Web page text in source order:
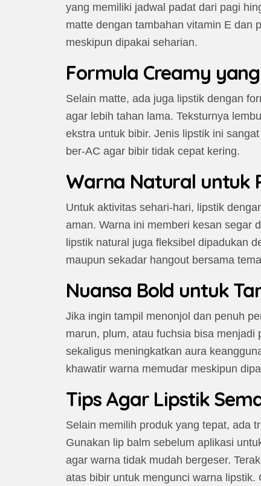
yang memiliki jadwal padat dari pagi
matte dengan tambahan vitamin E dan
meskipun dipakai seharian.
Formula Creamy
Selain matte, ada juga lipstik dengan
agar lebih tahan lama. Teksturnya
ekstra untuk bibir. Jenis lipstik ini
ber-AC agar bibir tidak cepat kering.
Warna Natural untuk
Untuk aktivitas sehari-hari, lipstik
aman. Warna ini memberi kesan segar
lipstik natural juga fleksibel dipadukan
maupun sekadar hangout bersama
Nuansa Bold untuk
Jika ingin tampil menonjol dan penuh
marun, plum, atau fuchsia bisa
sekaligus meningkatkan aura
khawatir warna memudar meskipun
Tips Agar Lipstik
Selain memilih produk yang tepat, ada
Gunakan lip balm sebelum aplikasi
agar warna tidak mudah bergeser.
atas bibir untuk mengunci warna